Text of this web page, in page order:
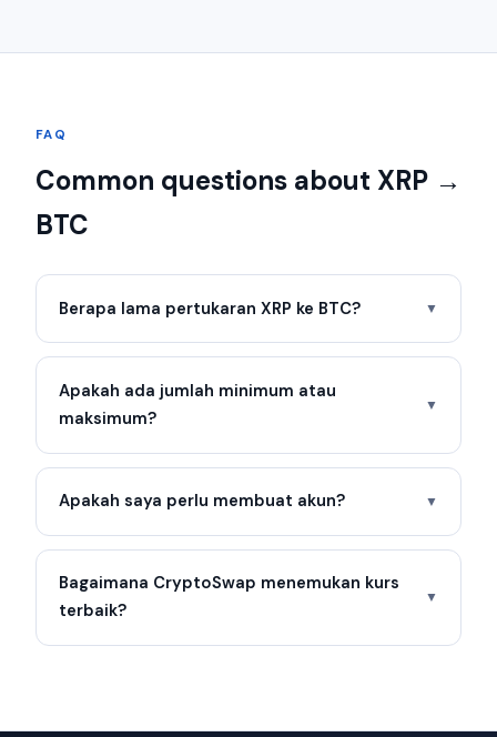
FAQ
Common questions about XRP →
BTC
Berapa lama pertukaran XRP ke BTC? ▼
Apakah ada jumlah minimum atau
maksimum?
▼
Apakah saya perlu membuat akun? ▼
Bagaimana CryptoSwap menemukan kurs
terbaik?
▼